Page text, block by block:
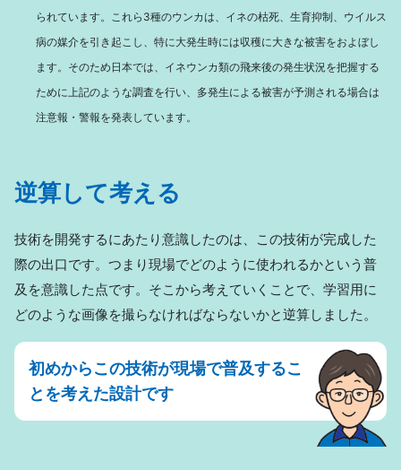
られています。これら3種のウンカは、イネの枯死、生育抑制、ウイルス
病の媒介を引き起こし、特に大発生時には収穫に大きな被害をおよぼし
ます。そのため日本では、イネウンカ類の飛来後の発生状況を把握する
ために上記のような調査を行い、多発生による被害が予測される場合は
注意報・警報を発表しています。
逆算して考える
技術を開発するにあたり意識したのは、この技術が完成した
際の出口です。つまり現場でどのように使われるかという普
及を意識した点です。そこから考えていくことで、学習用に
どのような画像を撮らなければならないかと逆算しました。
初めからこの技術が現場で普及するこ
とを考えた設計です